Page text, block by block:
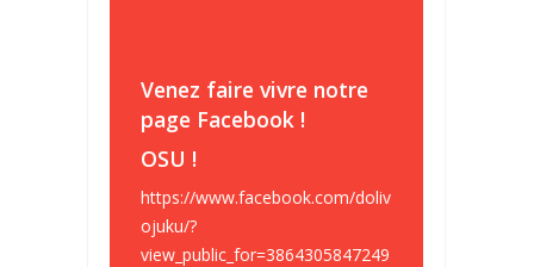
Venez faire vivre notre
page Facebook !
OSU !
https://www.facebook.com/doliv
ojuku/?
view_public_for=3864305847249